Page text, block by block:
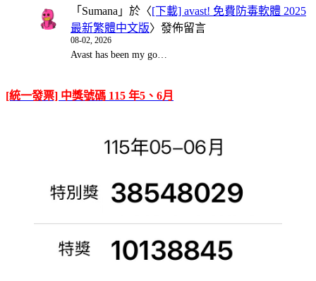
「 Sumana 」於〈[下載] avast! 免費防毒軟體 2025
最新繁體中文版〉發佈留言
08-02, 2026
Avast has been my go…
[統一發票] 中獎號碼 115 年5、6月